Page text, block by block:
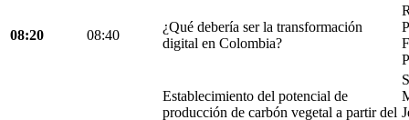
08:20 08:40
¿Qué debería ser la transformación
digital en Colombia?
Establecimiento del potencial de
producción de carbón vegetal a partir del